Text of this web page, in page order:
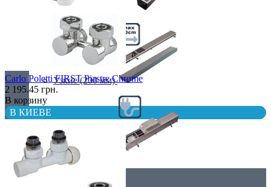
Самые мощные
Узкие (200 мм)
Электрические
Carlo Poletti FIRST Piastre Chrome
2 195.45 грн.
В корзину
В КИЕВЕ